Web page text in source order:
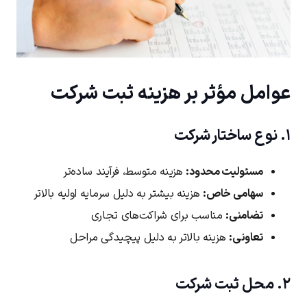
عوامل مؤثر بر هزینه ثبت شرکت
۱. نوع ساختار شرکت
مسئولیت محدود: هزینه متوسط، فرآیند ساده‌تر
سهامی خاص: هزینه بیشتر به دلیل سرمایه اولیه بالاتر
تضامنی: مناسب برای شراکت‌های تجاری
تعاونی: هزینه بالاتر به دلیل پیچیدگی مراحل
۲. محل ثبت شرکت
ویرایش شماره موبایل